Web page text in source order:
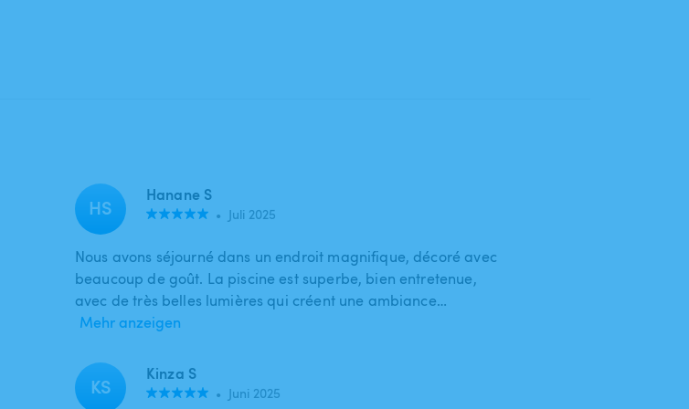
HS Hanane S
• Juli 2025
Nous avons séjourné dans un endroit magnifique, décoré avec
beaucoup de goût. La piscine est superbe, bien entretenue,
avec de très belles lumières qui créent une ambiance…
Mehr anzeigen
KS Kinza S
• Juni 2025